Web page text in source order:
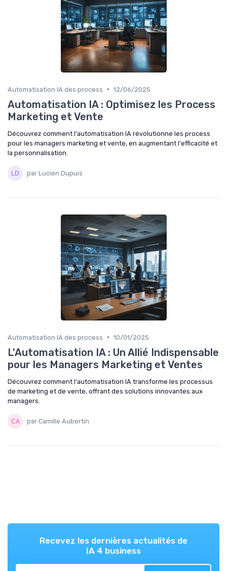
Automatisation IA des process • 12/06/2025
Automatisation IA : Optimisez les Process
Marketing et Vente
Découvrez comment l'automatisation IA révolutionne les process
pour les managers marketing et vente, en augmentant l'efficacité et
la personnalisation.
par Lucien Dupuis
Automatisation IA des process • 10/01/2025
L'Automatisation IA : Un Allié Indispensable
pour les Managers Marketing et Ventes
Découvrez comment l'automatisation IA transforme les processus
de marketing et de vente, offrant des solutions innovantes aux
managers.
par Camille Aubertin
Recevez les dernières actualités de
IA 4 business